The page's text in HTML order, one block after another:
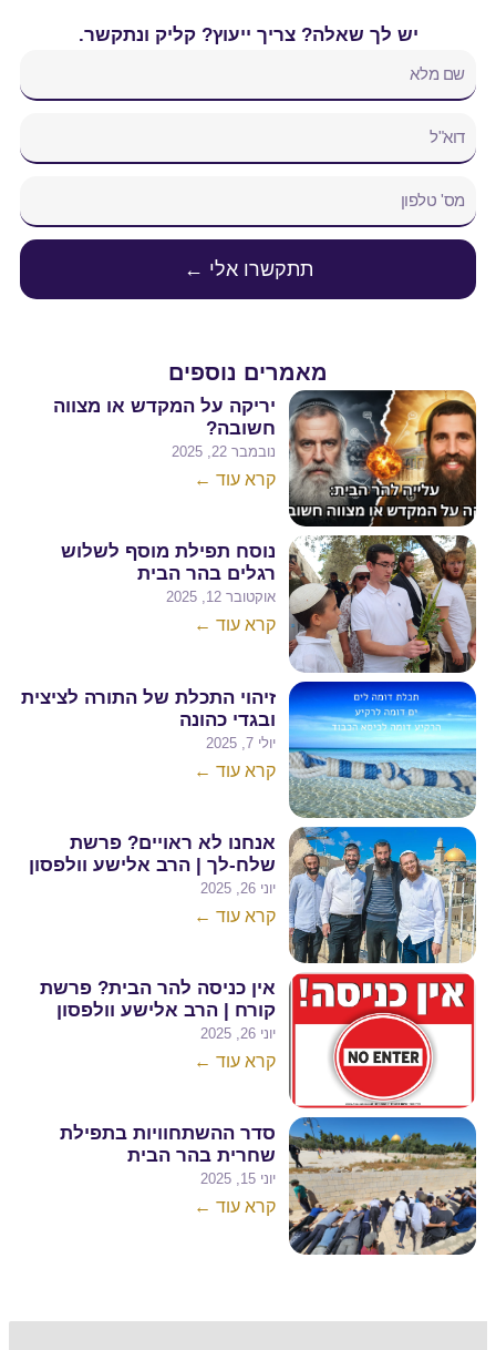
יש לך שאלה? צריך ייעוץ? קליק ונתקשר.
תתקשרו אלי ←
מאמרים נוספים
יריקה על המקדש או מצווה
חשובה?
נובמבר 22, 2025
קרא עוד ←
נוסח תפילת מוסף לשלוש
רגלים בהר הבית
אוקטובר 12, 2025
קרא עוד ←
זיהוי התכלת של התורה לציצית
ובגדי כהונה
יולי 7, 2025
קרא עוד ←
אנחנו לא ראויים? פרשת
שלח-לך | הרב אלישע וולפסון
יוני 26, 2025
קרא עוד ←
אין כניסה להר הבית? פרשת
קורח | הרב אלישע וולפסון
יוני 26, 2025
קרא עוד ←
סדר ההשתחוויות בתפילת
שחרית בהר הבית
יוני 15, 2025
קרא עוד ←